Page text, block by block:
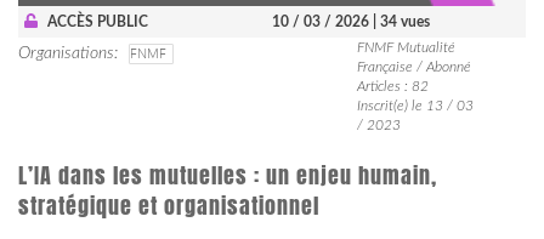
ACCÈS PUBLIC 10 / 03 / 2026 | 34 vues
Organisations FNMF
FNMF Mutualité
Française / Abonné
Articles : 82
Inscrit(e) le 13 / 03
/ 2023
L’IA dans les mutuelles : un enjeu humain,
stratégique et organisationnel